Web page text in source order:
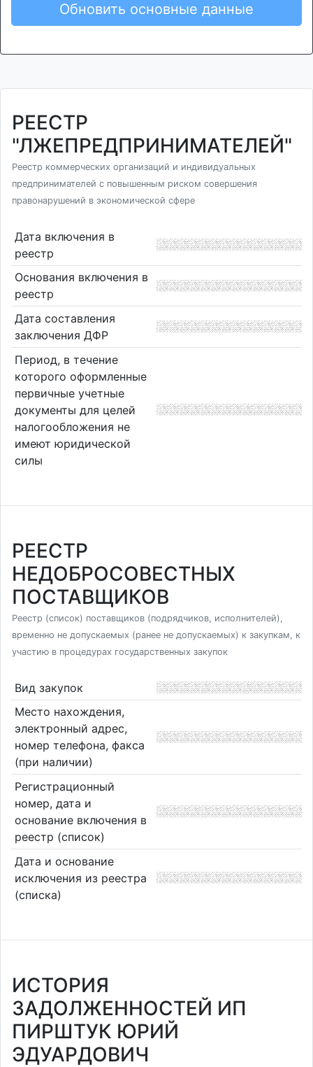
Обновить основные данные
РЕЕСТР
"ЛЖЕПРЕДПРИНИМАТЕЛЕЙ"
Реестр коммерческих организаций и индивидуальных
предпринимателей с повышенным риском совершения
правонарушений в экономической сфере
Дата включения в
реестр
Основания включения в
реестр
Дата составления
заключения ДФР
Период, в течение
которого оформленные
первичные учетные
документы для целей
налогообложения не
имеют юридической
силы
РЕЕСТР
НЕДОБРОСОВЕСТНЫХ
ПОСТАВЩИКОВ
Реестр (список) поставщиков (подрядчиков, исполнителей),
временно не допускаемых (ранее не допускаемых) к закупкам, к
участию в процедурах государственных закупок
Вид закупок
Место нахождения,
электронный адрес,
номер телефона, факса
(при наличии)
Регистрационный
номер, дата и
основание включения в
реестр (список)
Дата и основание
исключения из реестра
(списка)
ИСТОРИЯ
ЗАДОЛЖЕННОСТЕЙ ИП
ПИРШТУК ЮРИЙ
ЭДУАРДОВИЧ